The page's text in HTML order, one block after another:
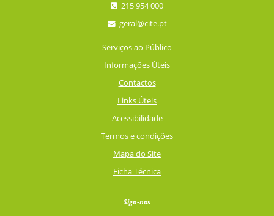
215 954 000
geral@cite.pt
Serviços ao Público
Informações Úteis
Contactos
Links Úteis
Acessibilidade
Termos e condições
Mapa do Site
Ficha Técnica
Siga-nos